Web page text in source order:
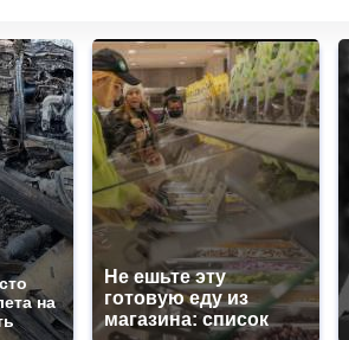
на
Не ешьте эту
готовую еду из
магазина: список